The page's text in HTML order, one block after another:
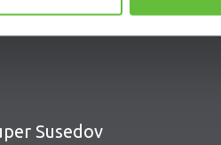
Susedov